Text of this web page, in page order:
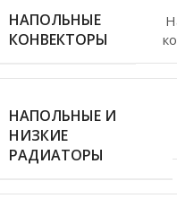
НАПОЛЬНЫЕ
КОНВЕКТОРЫ
НАПОЛЬНЫЕ И
НИЗКИЕ
РАДИАТОРЫ